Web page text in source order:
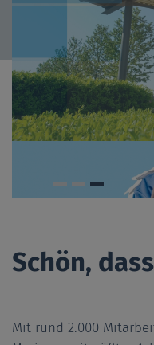
Schön,
Mit rund 2.000